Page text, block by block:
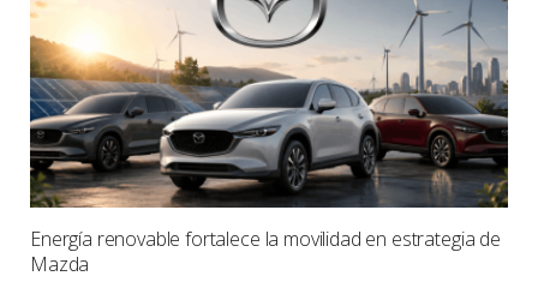
Energía renovable fortalece la movilidad en estrategia de
Mazda